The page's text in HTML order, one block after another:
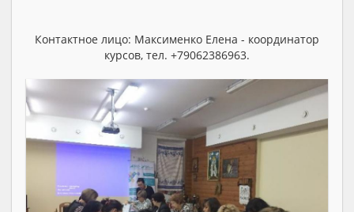
Контактное лицо: Максименко Елена - координатор
курсов, тел. +79062386963.